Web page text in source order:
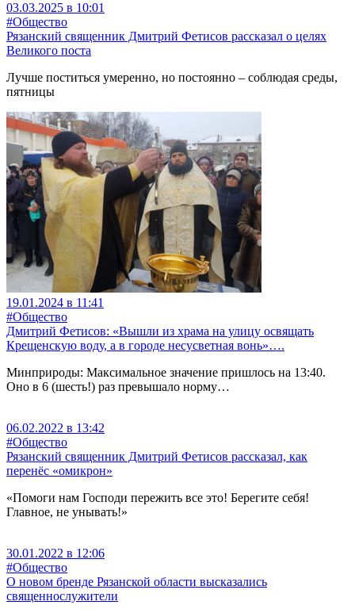
03.03.2025 в 10:01
#Общество
Рязанский священник Дмитрий Фетисов рассказал о целях
Великого поста
Лучше поститься умеренно, но постоянно – соблюдая среды,
пятницы
19.01.2024 в 11:41
#Общество
Дмитрий Фетисов: «Вышли из храма на улицу освящать
Крещенскую воду, а в городе несусветная вонь»….
Минприроды: Максимальное значение пришлось на 13:40.
Оно в 6 (шесть!) раз превышало норму…
06.02.2022 в 13:42
#Общество
Рязанский священник Дмитрий Фетисов рассказал, как
перенёс «омикрон»
«Помоги нам Господи пережить все это! Берегите себя!
Главное, не унывать!»
30.01.2022 в 12:06
#Общество
О новом бренде Рязанской области высказались
священнослужители